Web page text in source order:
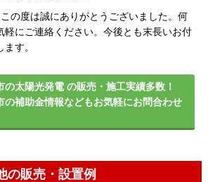
の度は誠にありがとうございました。何
軽にご連絡ください。今後とも末長いお付
す。
の太陽光発電 の販売・施工実績多数！
の補助金情報などもお気軽にお問合わせ
の販売・設置例